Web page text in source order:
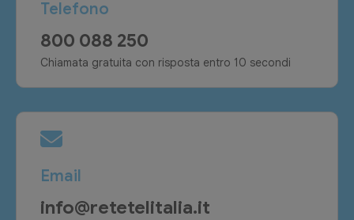
Telefono
800 088 250
Chiamata gratuita con risposta entro 10 secondi
Email
info@retetelitalia.it